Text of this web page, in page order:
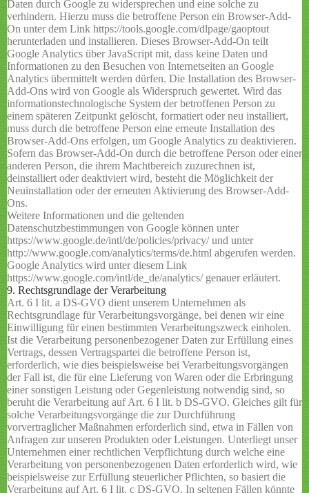
Daten durch Google zu widersprechen und eine solche zu
verhindern. Hierzu muss die betroffene Person ein Browser-Add-
On unter dem Link https://tools.google.com/dlpage/gaoptout
herunterladen und installieren. Dieses Browser-Add-On teilt
Google Analytics über JavaScript mit, dass keine Daten und
Informationen zu den Besuchen von Internetseiten an Google
Analytics übermittelt werden dürfen. Die Installation des Browser-
Add-Ons wird von Google als Widerspruch gewertet. Wird das
informationstechnologische System der betroffenen Person zu
einem späteren Zeitpunkt gelöscht, formatiert oder neu installiert,
muss durch die betroffene Person eine erneute Installation des
Browser-Add-Ons erfolgen, um Google Analytics zu deaktivieren.
Sofern das Browser-Add-On durch die betroffene Person oder einer
anderen Person, die ihrem Machtbereich zuzurechnen ist,
deinstalliert oder deaktiviert wird, besteht die Möglichkeit der
Neuinstallation oder der erneuten Aktivierung des Browser-Add-
Ons.
Weitere Informationen und die geltenden
Datenschutzbestimmungen von Google können unter
https://www.google.de/intl/de/policies/privacy/ und unter
http://www.google.com/analytics/terms/de.html abgerufen werden.
Google Analytics wird unter diesem Link
https://www.google.com/intl/de_de/analytics/ genauer erläutert.
9. Rechtsgrundlage der Verarbeitung
Art. 6 I lit. a DS-GVO dient unserem Unternehmen als
Rechtsgrundlage für Verarbeitungsvorgänge, bei denen wir eine
Einwilligung für einen bestimmten Verarbeitungszweck einholen.
Ist die Verarbeitung personenbezogener Daten zur Erfüllung eines
Vertrags, dessen Vertragspartei die betroffene Person ist,
erforderlich, wie dies beispielsweise bei Verarbeitungsvorgängen
der Fall ist, die für eine Lieferung von Waren oder die Erbringung
einer sonstigen Leistung oder Gegenleistung notwendig sind, so
beruht die Verarbeitung auf Art. 6 I lit. b DS-GVO. Gleiches gilt für
solche Verarbeitungsvorgänge die zur Durchführung
vorvertraglicher Maßnahmen erforderlich sind, etwa in Fällen von
Anfragen zur unseren Produkten oder Leistungen. Unterliegt unser
Unternehmen einer rechtlichen Verpflichtung durch welche eine
Verarbeitung von personenbezogenen Daten erforderlich wird, wie
beispielsweise zur Erfüllung steuerlicher Pflichten, so basiert die
Verarbeitung auf Art. 6 I lit. c DS-GVO. In seltenen Fällen könnte